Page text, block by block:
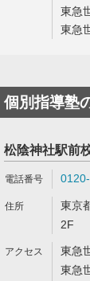
東急
東急
個別指導塾
松陰神社駅前
東京
2F
東急
東急